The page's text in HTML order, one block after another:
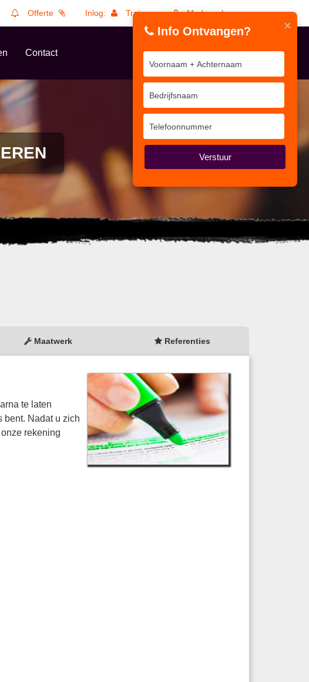
Offerte Inlog: Trainers Medewerkers
Contact
Maatwerk Referenties
te laten
bent. Nadat u zich
rekening
×
Info Ontvangen?
Verstuur